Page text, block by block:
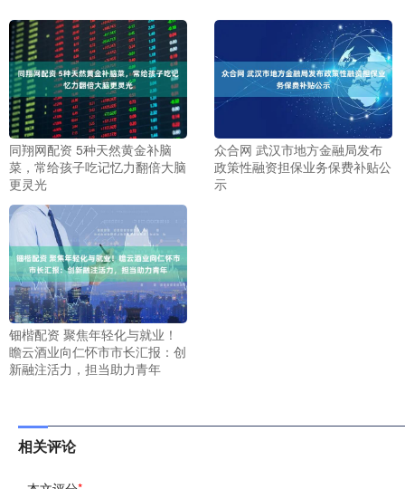
同翔网配资 5种天然黄金补脑
菜，常给孩子吃记忆力翻倍大脑
更灵光
众合网 武汉市地方金融局发布
政策性融资担保业务保费补贴公
示
钿楷配资 聚焦年轻化与就业！
瞻云酒业向仁怀市市长汇报：创
新融注活力，担当助力青年
相关评论